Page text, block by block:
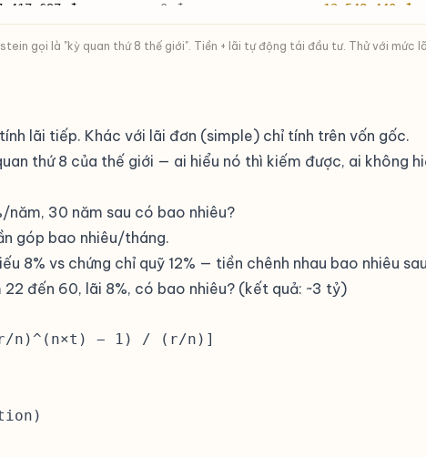
đ +0 đ +13.548.440 đ
đ +0 đ +14.527.858 đ
đ +0 đ +17.911.768 đ
đ +0 đ
đ +0 đ
đ
đ +0 đ
gọi là "kỳ quan thứ 8 thế giới". Tiền + lãi tự động tái đầu tư. Thử với mức
lãi tiếp. Khác với lãi đơn (simple) chỉ tính trên vốn gốc.
thứ 8 của thế giới — ai hiểu nó thì kiếm được, ai không
30 năm sau có bao nhiêu?
góp bao nhiêu/tháng.
8% vs chứng chỉ quỹ 12% — tiền chênh nhau bao nhiêu
đến 60, lãi 8%, có bao nhiêu? (kết quả: ~3 tỷ)
r/n)^(n×t) − 1) / (r/n)]